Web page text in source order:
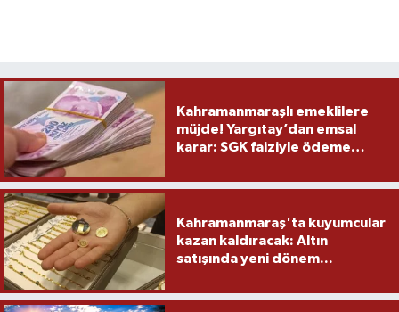
Kahramanmaraşlı emeklilere
müjde! Yargıtay’dan emsal
karar: SGK faiziyle ödeme
Kahramanmaraş'ta kuyumcular
kazan kaldıracak: Altın
satışında yeni dönem...